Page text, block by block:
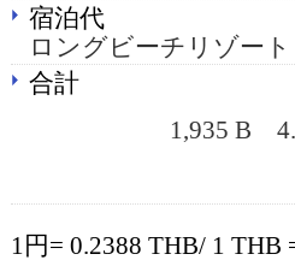
宿泊代
ロングビーチリゾー
合計
1,935 B
1円= 0.2388 THB/ 1 THB